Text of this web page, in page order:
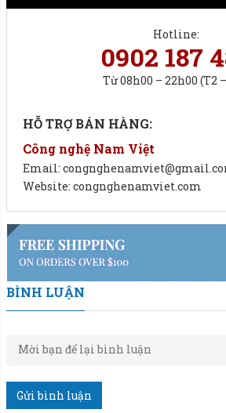
Giúp quy trình đóng gói nhanh
Phương pháp xác định khối lượng.
điện tử (loadcell), đảm bảo tiếp nhận
Hotline:
0902 187
Từ 08h00 – 22h00 (T2
HỖ TRỢ BÁN HÀNG:
Công nghệ Nam Việt
Email:
Website: congnghenamviet.com
BÌNH LUẬN
Gửi bình luận